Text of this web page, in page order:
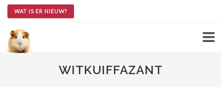
WAT IS ER NIEUW?
WITKUIFFAZANT